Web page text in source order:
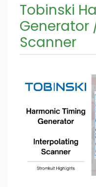
Tobinski
Generator
Scanner